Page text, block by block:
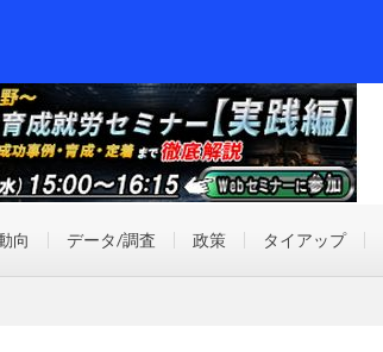
向 データ/調査 政策 タイアップ